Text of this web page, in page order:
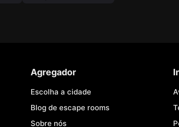
Agregador
Escolha a cidade
Blog de escape rooms
Sobre nós